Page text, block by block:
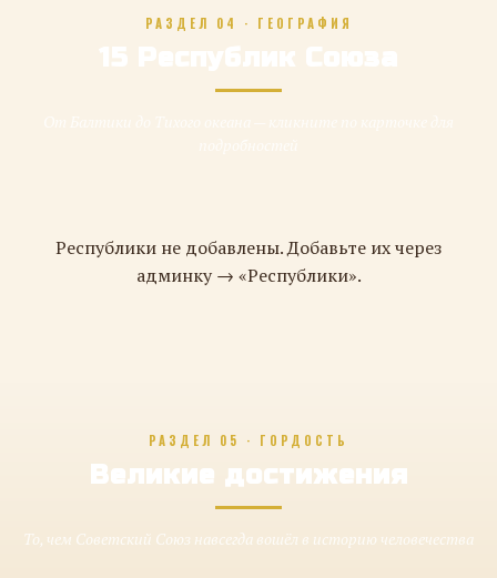
РАЗДЕЛ 04 · ГЕОГРАФИЯ
15 Республик Союза
Республики не добавлены. Добавьте их через
админку → «Республики».
РАЗДЕЛ 05 · ГОРДОСТЬ
Великие достижения
То, чем Советский Союз навсегда вошёл в историю человечества